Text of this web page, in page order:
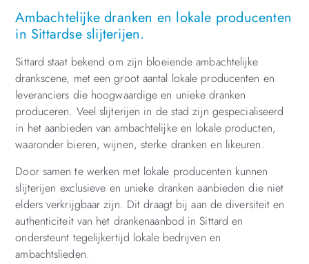
Ambachtelijke dranken en lokale producenten
in Sittardse slijterijen.
Sittard staat bekend om zijn bloeiende ambachtelijke
drankscene, met een groot aantal lokale producenten en
leveranciers die hoogwaardige en unieke dranken
produceren. Veel slijterijen in de stad zijn gespecialiseerd
in het aanbieden van ambachtelijke en lokale producten,
waaronder bieren, wijnen, sterke dranken en likeuren.
Door samen te werken met lokale producenten kunnen
slijterijen exclusieve en unieke dranken aanbieden die niet
elders verkrijgbaar zijn. Dit draagt bij aan de diversiteit en
authenticiteit van het drankenaanbod in Sittard en
ondersteunt tegelijkertijd lokale bedrijven en
ambachtslieden.